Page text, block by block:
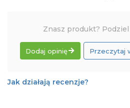
Znasz produkt?
Dodaj opinię Przeczytaj
Jak działają recenzje?